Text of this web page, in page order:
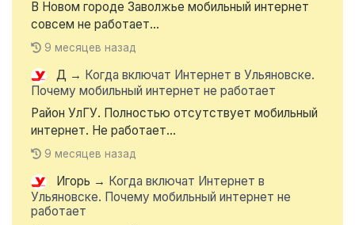
В Новом городе Заволжье мобильный интернет
совсем не работает...
9 месяцев назад
Д → Когда включат Интернет в Ульяновске.
Почему мобильный интернет не работает
Район УлГУ. Полностью отсутствует мобильный
интернет. Не работает...
9 месяцев назад
Игорь → Когда включат Интернет в
Ульяновске. Почему мобильный интернет не
работает